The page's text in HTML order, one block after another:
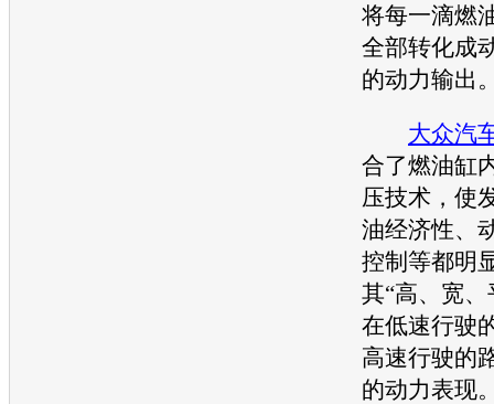
将每一滴燃
全部转化成
的动力输出
大众汽
合了燃油缸
压技术，使
油经济性、
控制等都明
其“高、宽
在低速行驶
高速行驶的
的动力表现